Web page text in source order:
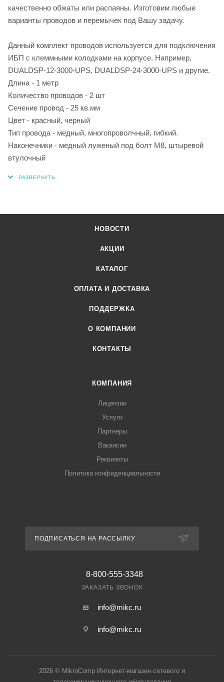
качественно обжаты или распаяны. Изготовим любые
варианты проводов и перемычек под Вашу задачу.
Данный комплект проводов используется для подключения
ИБП с клеммными колодками на корпусе. Например,
DUALDSP-12-3000-UPS, DUALDSP-24-3000-UPS и другие.
Длина - 1 метр
Количество проводов - 2 шт
Сечение провод - 25 кв.мм
Цвет - красный, черный
Тип провода - медный, многопроволчный, гибкий.
Наконечники - медный луженый под болт М8, штыревой
втулочный
НОВОСТИ
АКЦИИ
КАТАЛОГ
ОПЛАТА И ДОСТАВКА
ПОДДЕРЖКА
О КОМПАНИИ
КОНТАКТЫ
КОМПАНИЯ
Лицензии
Услуги
Партнеры
Вакансии
Реквизиты
Политика конфиденциальности
ПОДПИСАТЬСЯ НА РАССЫЛКУ
8-800-555-3348
ЗАКАЗАТЬ ЗВОНОК
info@mikc.ru
info@mikc.ru
2026 © MikroComp Интернет-магазин сетевого и